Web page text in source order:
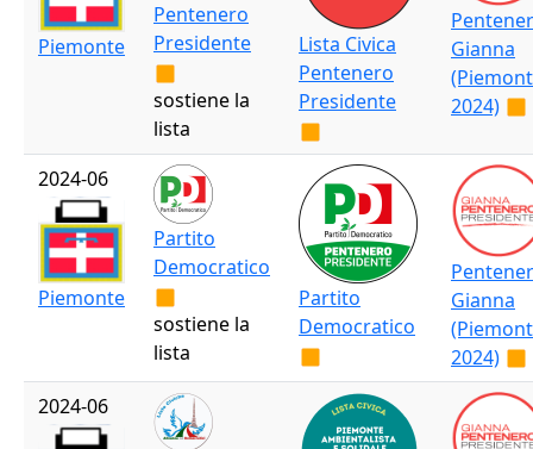
Piemonte
Pentenero
Presidente
sostiene la
lista
Lista Civica
Pentenero
Presidente
Gianna
2024)
2024-06
Piemonte
Partito
Democratico
sostiene la
lista
Partito
Democratico
Gianna
2024)
2024-06